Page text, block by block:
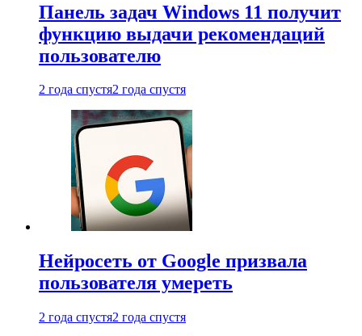
Панель задач Windows 11 получит
функцию выдачи рекомендаций
пользователю
2 года спустя2 года спустя
Нейросеть от Google призвала
пользователя умереть
2 года спустя2 года спустя